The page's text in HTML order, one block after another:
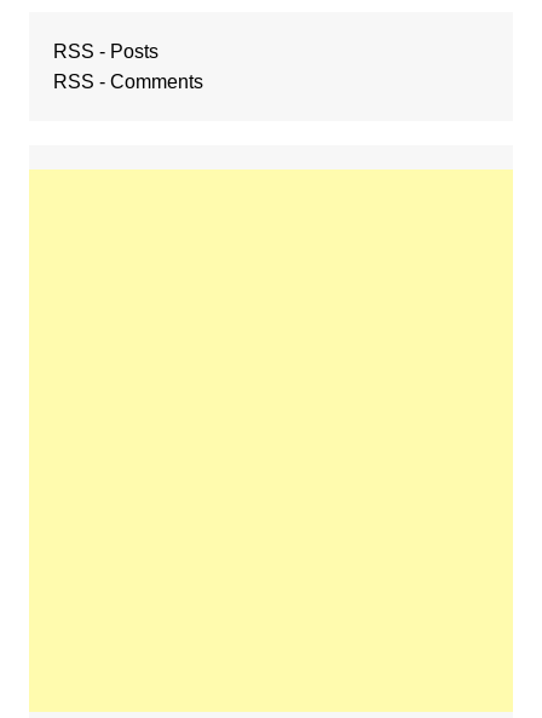
RSS - Posts
RSS - Comments